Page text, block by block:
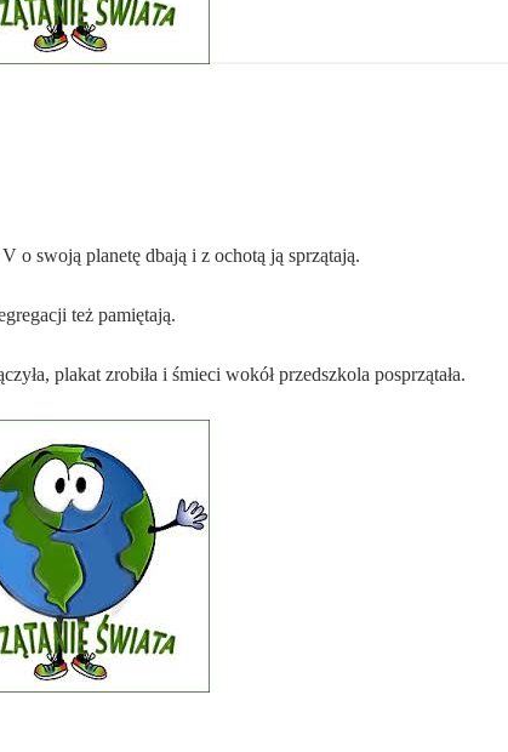
o swoją planetę dbają i z ochotą ją sprzątają.
też pamiętają.
plakat zrobiła i śmieci wokół przedszkola posprzątała.